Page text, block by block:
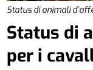
Status di animali
Status di
per i